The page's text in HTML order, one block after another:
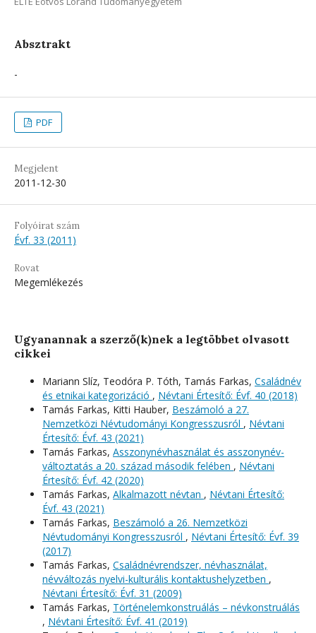
Absztrakt
-
PDF
Megjelent
2011-12-30
Folyóirat szám
Évf. 33 (2011)
Rovat
Megemlékezés
Ugyanannak a szerző(k)nek a legtöbbet olvasott
cikkei
Mariann Slíz, Teodóra P. Tóth, Tamás Farkas, Családnév
és etnikai kategorizáció , Névtani Értesítő: Évf. 40 (2018)
Tamás Farkas, Kitti Hauber, Beszámoló a 27.
Nemzetközi Névtudományi Kongresszusról , Névtani
Értesítő: Évf. 43 (2021)
Tamás Farkas, Asszonynévhasználat és asszonynév-
változtatás a 20. század második felében , Névtani
Értesítő: Évf. 42 (2020)
Tamás Farkas, Alkalmazott névtan , Névtani Értesítő:
Évf. 43 (2021)
Tamás Farkas, Beszámoló a 26. Nemzetközi
Névtudományi Kongresszusról , Névtani Értesítő: Évf. 39
(2017)
Tamás Farkas, Családnévrendszer, névhasználat,
névváltozás nyelvi-kulturális kontaktushelyzetben ,
Névtani Értesítő: Évf. 31 (2009)
Tamás Farkas, Történelemkonstruálás – névkonstruálás
, Névtani Értesítő: Évf. 41 (2019)